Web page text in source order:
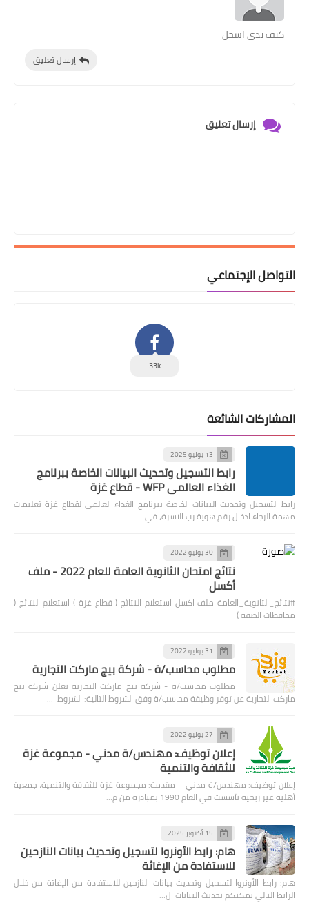
كيف بدي اسجل
إرسال تعليق
إرسال تعليق
التواصل الإجتماعي
33k
المشاركات الشائعة
13 يوليو 2025
رابط التسجيل وتحديث البيانات الخاصة ببرنامج
الغذاء العالمي WFP - قطاع غزة
رابط التسجيل وتحديث البيانات الخاصة ببرنامج الغذاء العالمي لقطاع غزة تعليمات
مهمة الرجاء ادخال رقم هوية رب الاسرة، في…
30 يوليو 2022
نتائج امتحان الثانوية العامة للعام 2022 - ملف
أكسل
#نتائج_الثانوية_العامة ملف اكسل استعلام النتائج ( قطاع غزة ) استعلام النتائج (
محافظات الضفة )
31 يوليو 2022
مطلوب محاسب/ة - شركة بيج ماركت التجارية
مطلوب محاسب/ة - شركة بيج ماركت التجارية تعلن شركة بيج
ماركت التجارية عن توفر وظيفة محاسب/ة وفق الشروط التالية: الشروط ا…
27 يوليو 2022
إعلان توظيف: مهندس/ة مدني - مجموعة غزة
للثقافة والتنمية
إعلان توظيف: مهندس/ة مدني مقدمة: مجموعة غزة للثقافة والتنمية، جمعية
أهلية غير ربحية تأسست في العام 1990 بمبادرة من م…
15 أكتوبر 2025
هام: رابط الأونروا لتسجيل وتحديث بيانات النازحين
للاستفادة من الإغاثة
هام: رابط الأونروا لتسجيل وتحديث بيانات النازحين للاستفادة من الإغاثة من خلال
الرابط التالي يمكنكم تحديث البيانات ال…